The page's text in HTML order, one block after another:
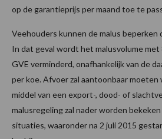
op de garantieprijs per maand toe te
Veehouders kunnen de malus beperken
In dat geval wordt het malusvolume met
GVE verminderd, onafhankelijk van de
per koe. Afvoer zal aantoonbaar
middel van een export-, dood- of
malusregeling zal nader worden
situaties, waaronder na 2 juli 2015